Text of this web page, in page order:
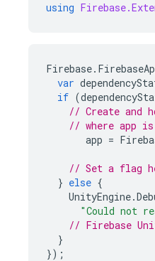
using
Firebase.
var
if (
// Create and
// where app
app =
// Set a flag
} else {
UnityEngine.
"Could not
// Firebase
}
});